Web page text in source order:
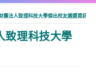
團法人致理科技大學傑出校友遴選資訊
致理科技大學